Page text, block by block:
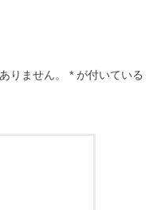
りません。 * が付いている